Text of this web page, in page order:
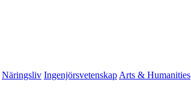
Näringsliv Ingenjörsvetenskap Arts & Humanities